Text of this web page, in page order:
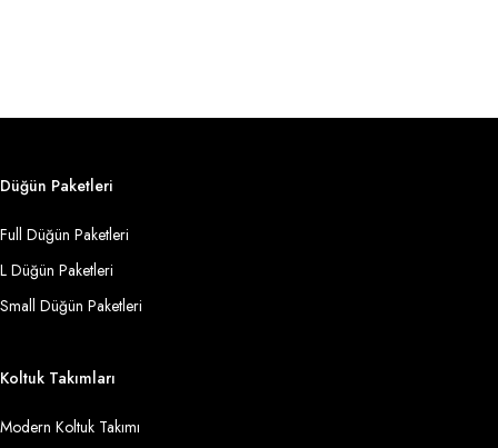
Düğün Paketleri
Full Düğün Paketleri
L Düğün Paketleri
Small Düğün Paketleri
Koltuk Takımları
Modern Koltuk Takımı